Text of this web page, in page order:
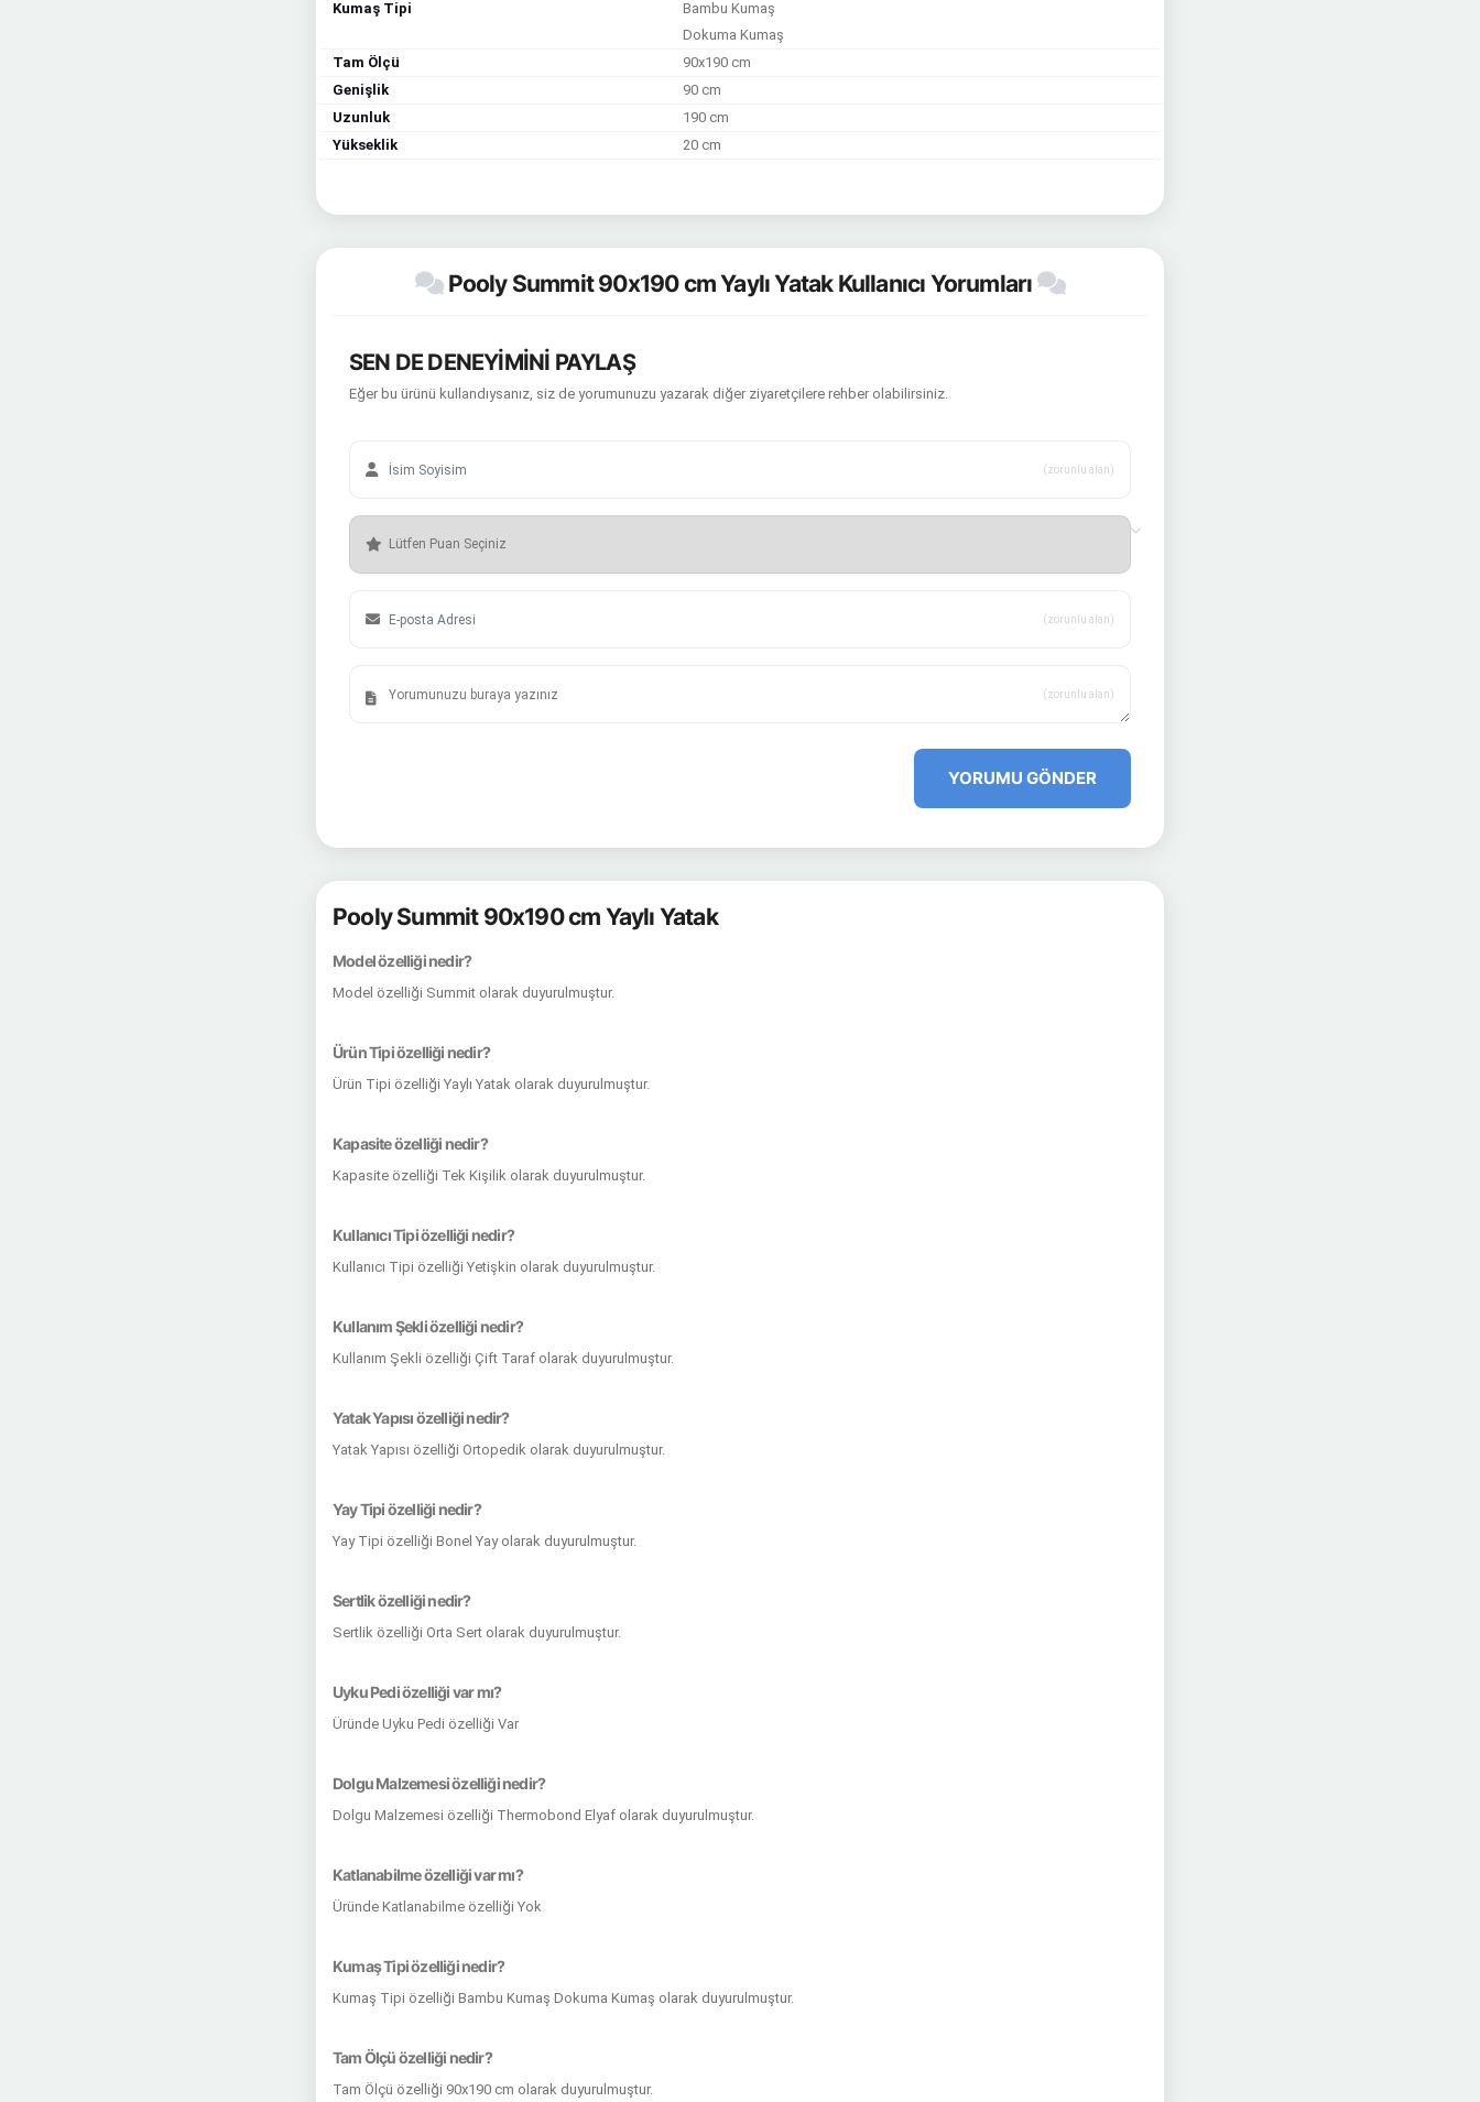
Kumaş Tipi
Bambu Kumaş
Dokuma Kumaş
Tam Ölçü
90x190 cm
Genişlik
90 cm
Uzunluk
190 cm
Yükseklik
20 cm
Pooly Summit 90x190 cm Yaylı Yatak Kullanıcı Yorumları
SEN DE DENEYİMİNİ PAYLAŞ
Eğer bu ürünü kullandıysanız, siz de yorumunuzu yazarak diğer ziyaretçilere rehber olabilirsiniz.
(zorunlu alan)
(zorunlu alan)
(zorunlu alan)
YORUMU GÖNDER
Pooly Summit 90x190 cm Yaylı Yatak
Model özelliği nedir?
Model özelliği Summit olarak duyurulmuştur.
Ürün Tipi özelliği nedir?
Ürün Tipi özelliği Yaylı Yatak olarak duyurulmuştur.
Kapasite özelliği nedir?
Kapasite özelliği Tek Kişilik olarak duyurulmuştur.
Kullanıcı Tipi özelliği nedir?
Kullanıcı Tipi özelliği Yetişkin olarak duyurulmuştur.
Kullanım Şekli özelliği nedir?
Kullanım Şekli özelliği Çift Taraf olarak duyurulmuştur.
Yatak Yapısı özelliği nedir?
Yatak Yapısı özelliği Ortopedik olarak duyurulmuştur.
Yay Tipi özelliği nedir?
Yay Tipi özelliği Bonel Yay olarak duyurulmuştur.
Sertlik özelliği nedir?
Sertlik özelliği Orta Sert olarak duyurulmuştur.
Uyku Pedi özelliği var mı?
Üründe Uyku Pedi özelliği Var
Dolgu Malzemesi özelliği nedir?
Dolgu Malzemesi özelliği Thermobond Elyaf olarak duyurulmuştur.
Katlanabilme özelliği var mı?
Üründe Katlanabilme özelliği Yok
Kumaş Tipi özelliği nedir?
Kumaş Tipi özelliği Bambu Kumaş Dokuma Kumaş olarak duyurulmuştur.
Tam Ölçü özelliği nedir?
Tam Ölçü özelliği 90x190 cm olarak duyurulmuştur.